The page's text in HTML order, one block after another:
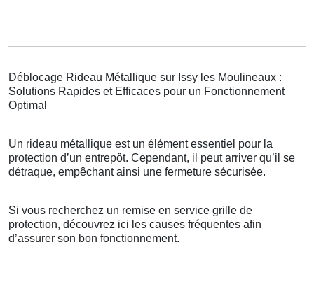
Déblocage Rideau Métallique sur Issy les Moulineaux :
Solutions Rapides et Efficaces pour un Fonctionnement
Optimal
Un rideau métallique est un élément essentiel pour la
protection d’un entrepôt. Cependant, il peut arriver qu’il se
détraque, empêchant ainsi une fermeture sécurisée.
Si vous recherchez un remise en service grille de
protection, découvrez ici les causes fréquentes afin
d’assurer son bon fonctionnement.